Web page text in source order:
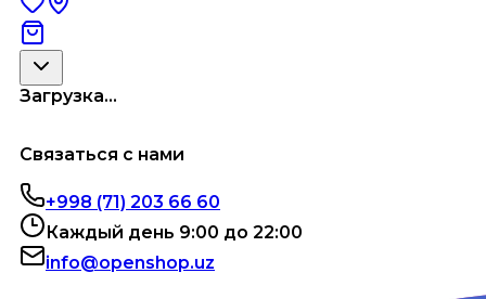
Загрузка...
Связаться с нами
+998 (71) 203 66 60
Каждый день 9:00 до 22:00
info@openshop.uz